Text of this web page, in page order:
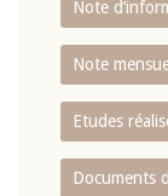
Note
Note
Etudes
Documents